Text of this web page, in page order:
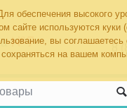
обеспечения высокого
сайте используются куки
вы соглашаетесь
на вашем
8